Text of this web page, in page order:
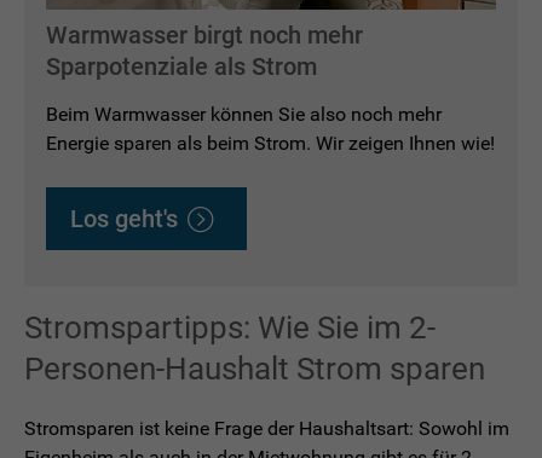
Warmwasser birgt noch mehr
Sparpotenziale als Strom
Beim Warmwasser können Sie also noch mehr
Energie sparen als beim Strom. Wir zeigen Ihnen wie!
Los geht's
Stromspartipps: Wie Sie im 2-
Personen-Haushalt Strom sparen
Stromsparen ist keine Frage der Haushaltsart: Sowohl im